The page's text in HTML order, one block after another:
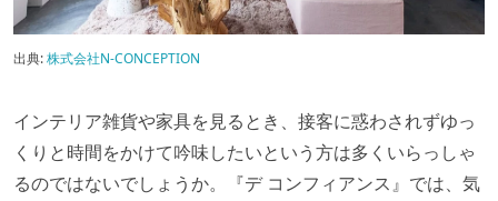
出典:株式会社N-CONCEPTION
インテリア雑貨や家具を見るとき、接客に惑わされずゆっ
くりと時間をかけて吟味したいという方は多くいらっしゃ
るのではないでしょうか。『デ コンフィアンス』では、気